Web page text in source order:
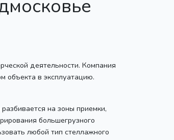
деятельности. Компания
объекта в эксплуатацию.
на зоны приемки,
большегрузного
любой тип стеллажного